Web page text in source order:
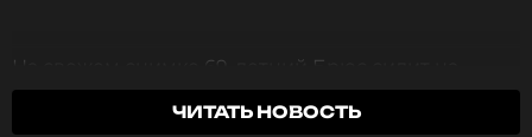
На свежем снимке 69-летний Брюс сидит на
лужайке вместе с супругой и пускает мыльные
пузыри. Актер предпочел для прогулки простой
ЧИТАТЬ НОВОСТЬ